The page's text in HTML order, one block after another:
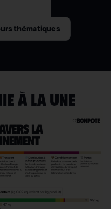
thématiques
À LA UNE